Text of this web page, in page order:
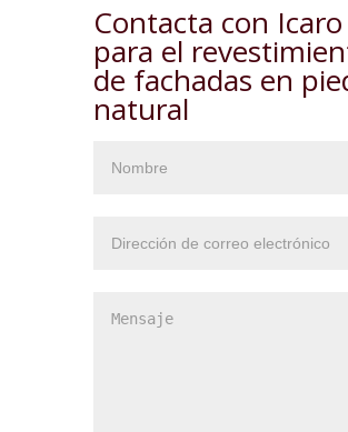
Contacta con Icaro
para el
de fachadas en
natural